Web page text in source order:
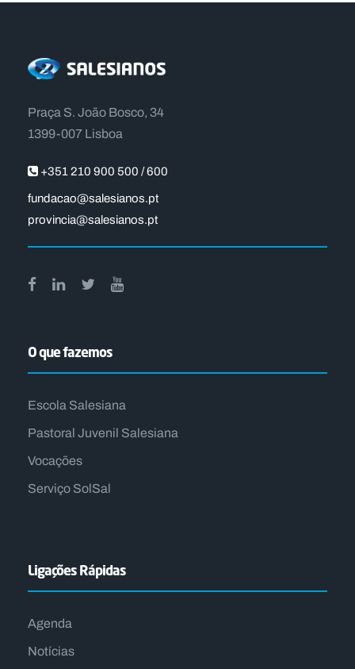
Praça S. João Bosco, 34
1399-007 Lisboa
+351 210 900 500 / 600
fundacao@salesianos.pt
provincia@salesianos.pt
O que fazemos
Escola Salesiana
Pastoral Juvenil Salesiana
Vocações
Serviço SolSal
Ligações Rápidas
Agenda
Notícias